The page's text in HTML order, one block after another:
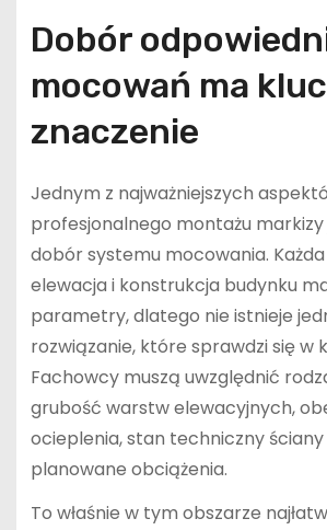
Dobór
mocowań ma
znaczenie
Jednym z najważniejszych
profesjonalnego montażu markizy
dobór systemu mocowania.
elewacja i konstrukcja budynku
parametry, dlatego nie istnieje
rozwiązanie, które sprawdzi się w
Fachowcy muszą uwzględnić
grubość warstw elewacyjnych,
ocieplenia, stan techniczny
planowane obciążenia.
To właśnie w tym obszarze